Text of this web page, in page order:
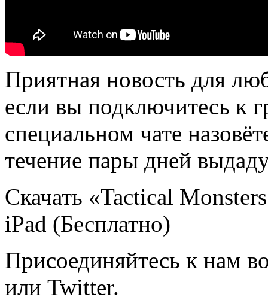
Приятная новость для
если вы подключитесь к
специальном чате
течение пары дней
Скачать «Tactical
iPad (Бесплатно)
Присоединяйтесь к нам
или Twitter.